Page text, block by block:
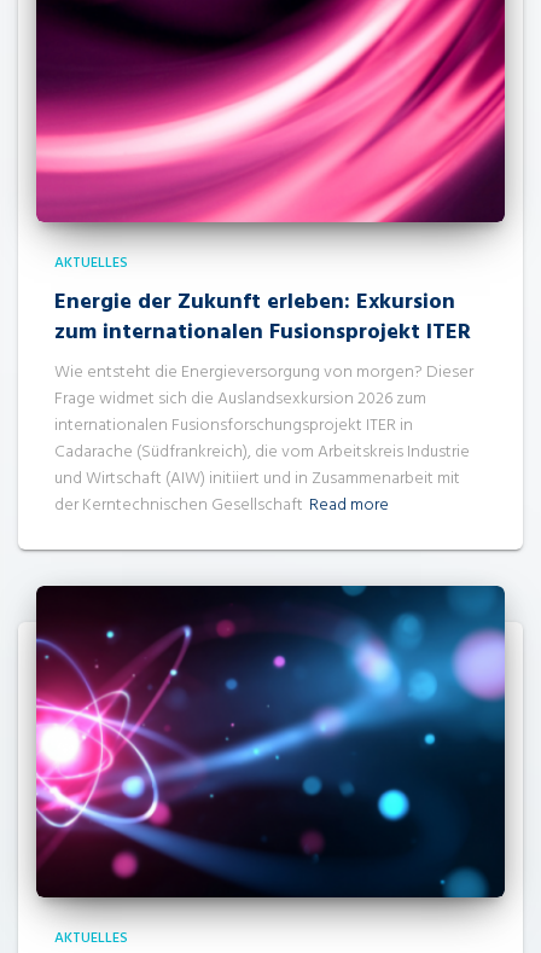
AKTUELLES
Energie der Zukunft erleben: Exkursion
zum internationalen Fusionsprojekt ITER
Wie entsteht die Energieversorgung von morgen? Dieser
Frage widmet sich die Auslandsexkursion 2026 zum
internationalen Fusionsforschungsprojekt ITER in
Cadarache (Südfrankreich), die vom Arbeitskreis Industrie
und Wirtschaft (AIW) initiiert und in Zusammenarbeit mit
der Kerntechnischen Gesellschaft Read more
AKTUELLES